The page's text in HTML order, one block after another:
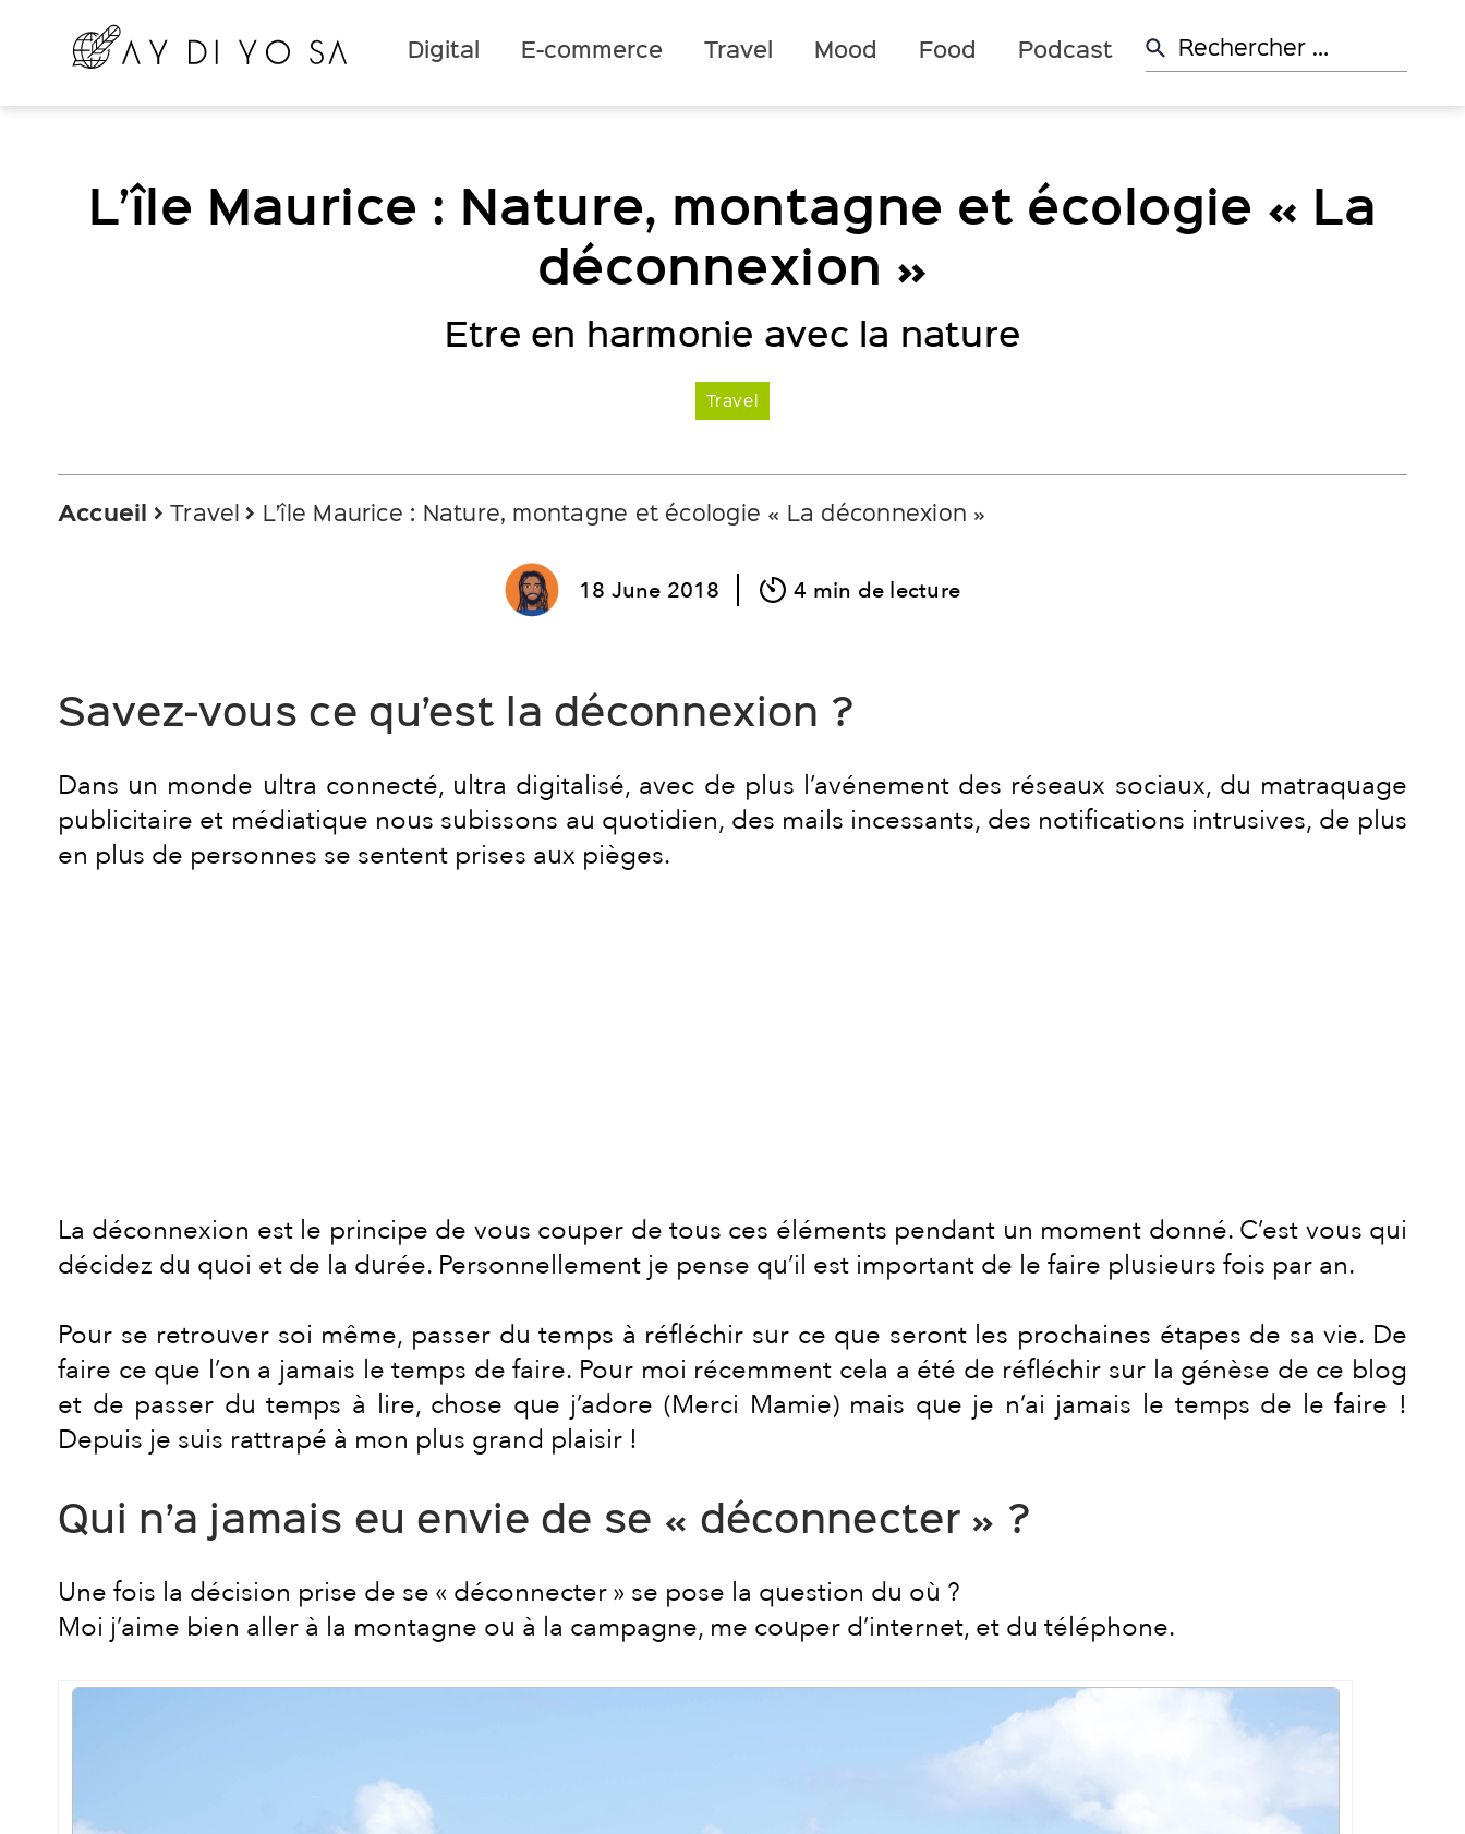
Digital E-commerce Travel Mood Food Podcast Rechercher:
L’île Maurice : Nature, montagne et écologie « La
déconnexion »
Etre en harmonie avec la nature
Travel
Accueil Travel L’île Maurice : Nature, montagne et écologie « La déconnexion »
18 June 2018 4 min de lecture
Savez-vous ce qu’est la déconnexion ?
Dans un monde ultra connecté, ultra digitalisé, avec de plus l’avénement des réseaux sociaux, du matraquage
publicitaire et médiatique nous subissons au quotidien, des mails incessants, des notifications intrusives, de plus
en plus de personnes se sentent prises aux pièges.
La déconnexion est le principe de vous couper de tous ces éléments pendant un moment donné. C’est vous qui
décidez du quoi et de la durée. Personnellement je pense qu’il est important de le faire plusieurs fois par an.
Pour se retrouver soi même, passer du temps à réfléchir sur ce que seront les prochaines étapes de sa vie. De
faire ce que l’on a jamais le temps de faire. Pour moi récemment cela a été de réfléchir sur la génèse de ce blog
et de passer du temps à lire, chose que j’adore (Merci Mamie) mais que je n’ai jamais le temps de le faire !
Depuis je suis rattrapé à mon plus grand plaisir !
Qui n’a jamais eu envie de se « déconnecter » ?
Une fois la décision prise de se « déconnecter » se pose la question du où ?
Moi j’aime bien aller à la montagne ou à la campagne, me couper d’internet, et du téléphone.